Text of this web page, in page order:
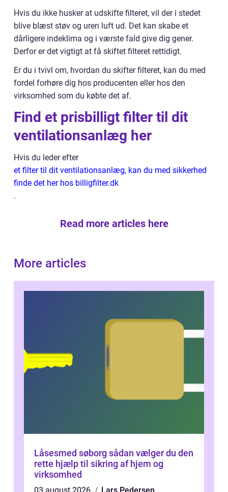
Hvis du ikke husker at udskifte filteret, vil der i stedet
blive blæst støv og uren luft ud. Det kan skabe et
dårligere indeklima og i værste fald give dig gener.
Derfor er det vigtigt at få skiftet filteret rettidigt.
Er du i tvivl om, hvordan du skifter filteret, kan du med
fordel forhøre dig hos producenten eller hos den
virksomhed som du købte det af.
Find et prisbilligt filter til dit
ventilationsanlæg her
Hvis du leder efter
et filter til dit ventilationsanlæg, kan du med sikkerhed
finde det her hos billigfilter.dk
.
Read more articles here
More articles
Låsesmed søborg sådan vælger du den
rette hjælp til sikring af hjem og
virksomhed